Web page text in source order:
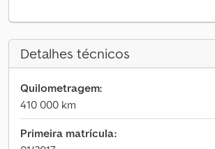
Detalhes técnicos
Quilometragem:
410 000 km
Primeira matrícula: